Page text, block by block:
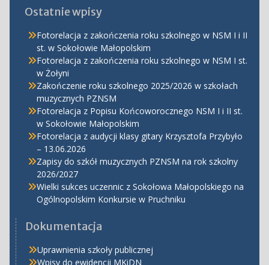
Ostatnie wpisy
Fotorelacja z zakończenia roku szkolnego w NSM I i II
st. w Sokołowie Małopolskim
Fotorelacja z zakończenia roku szkolnego w NSM I st.
w Żołyni
Zakończenie roku szkolnego 2025/2026 w szkołach
muzycznych PZNSM
Fotorelacja z Popisu Końcoworocznego NSM I i II st.
w Sokołowie Małopolskim
Fotorelacja z audycji klasy gitary Krzysztofa Przybyło
– 13.06.2026
Zapisy do szkół muzycznych PZNSM na rok szkolny
2026/2027
Wielki sukces uczennic z Sokołowa Małopolskiego na
Ogólnopolskim Konkursie w Pruchniku
Dokumentacja
Uprawnienia szkoły publicznej
Wpisy do ewidencji MKiDN